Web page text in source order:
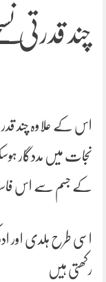
چند قدرتی
اس کے علاوہ چند
نجات میں مددگار
کے جسم سے اس
اسی طرح ہلدی اور
رکھتی ہیں